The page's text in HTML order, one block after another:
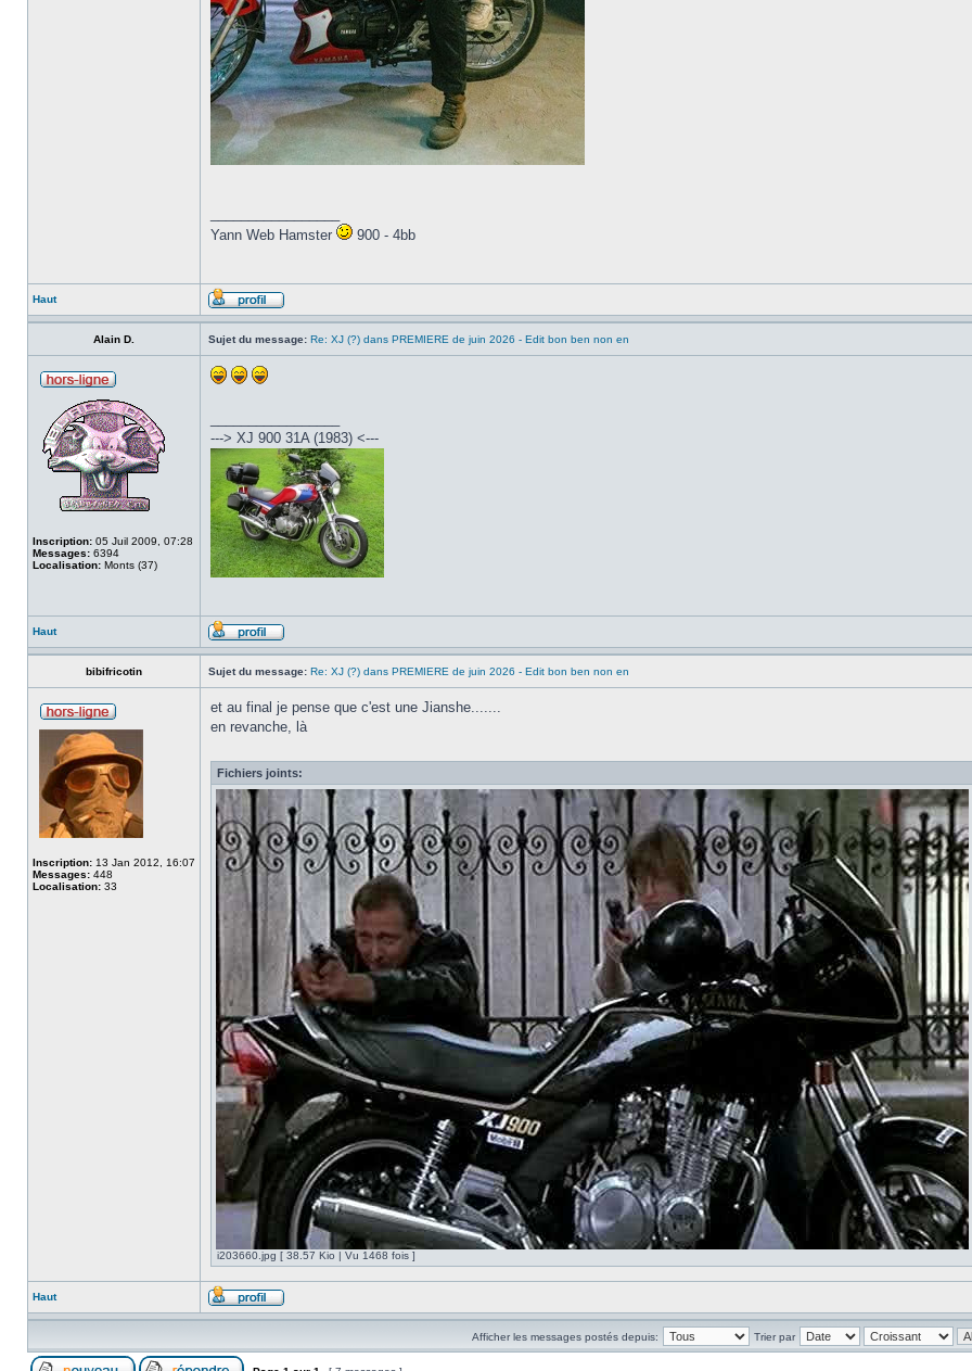
Yann Web Hamster
900 - 4bb
Haut
Alain D. Sujet du message: Re: XJ (?) dans PREMIERE de juin 2026 - Edit bon ben non en
Inscription: 05 Juil 2009, 07:28
Messages: 6394
Localisation: Monts (37)
---> XJ 900 31A (1983) <---
Haut
bibifricotin Sujet du message: Re: XJ (?) dans PREMIERE de juin 2026 - Edit bon ben non en
Inscription: 13 Jan 2012, 16:07
Messages: 448
Localisation: 33
et au final je pense que c'est une Jianshe.......
en revanche, là
Fichiers joints:
i203660.jpg [ 38.57 Kio | Vu 1468 fois ]
Haut
Afficher les messages postés depuis: Trier par